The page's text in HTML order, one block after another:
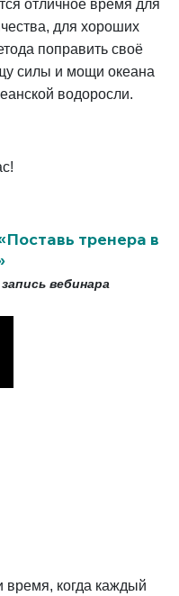
отличное время для
для хороших
поправить своё
силы и мощи океана
водоросли.
Поставь тренера в
вебинара
время, когда каждый